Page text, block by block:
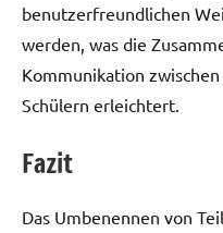
benutzerfreundlichen
werden, was die
Kommunikation
Schülern erleichtert.
Fazit
Das Umbenennen von